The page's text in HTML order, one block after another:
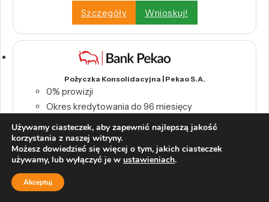
Szczegóły
Wnioskuj!
Pożyczka Konsolidacyjna | Pekao S.A.
0% prowizji
Okres kredytowania do 96 miesięcy
Szczegóły
Wnioskuj!
Używamy ciasteczek, aby zapewnić najlepszą jakość
korzystania z naszej witryny.
Możesz dowiedzieć się więcej o tym, jakich ciasteczek
używamy, lub wyłączyć je w ustawieniach.
Akceptuj